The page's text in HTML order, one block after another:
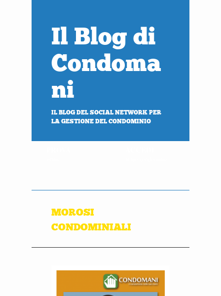
Il Blog di
Condoma
ni
IL BLOG DEL SOCIAL NETWORK PER
LA GESTIONE DEL CONDOMINIO
MOROSI
CONDOMINIALI